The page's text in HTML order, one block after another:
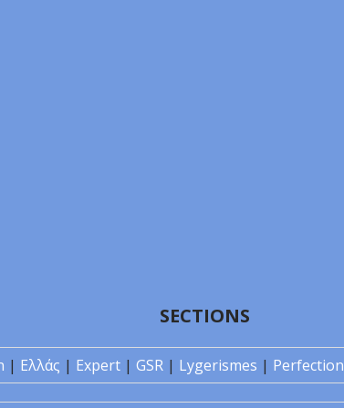
SECTIONS
| Ελλάς | Expert | GSR | Lygerismes | Perfection